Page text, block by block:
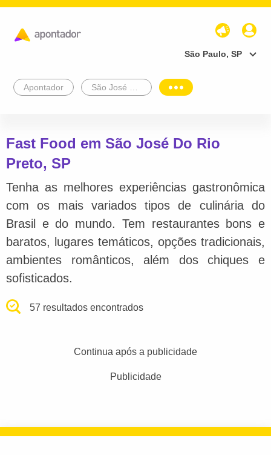
São Paulo, SP
Apontador
Fast Food em São José Do Rio
Preto, SP
Tenha as melhores experiências gastronômica
com os mais variados tipos de culinária do
Brasil e do mundo. Tem restaurantes bons e
baratos, lugares temáticos, opções tradicionais,
ambientes românticos, além dos chiques e
sofisticados.
57 resultados encontrados
Continua após a publicidade
Publicidade